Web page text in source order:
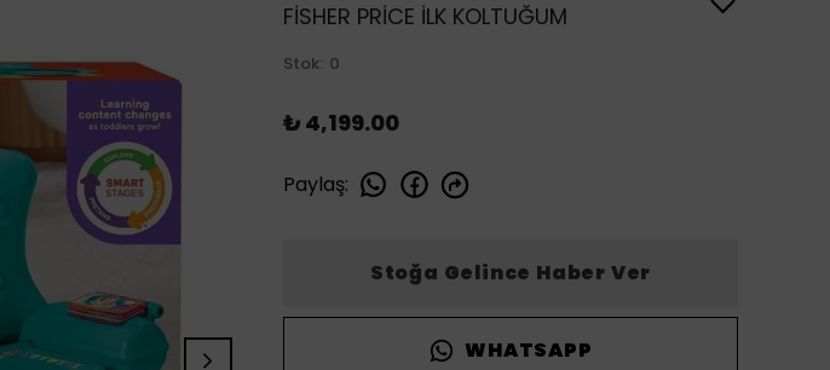
FİSHER PRİCE İLK KOLTUĞUM
Stok: 0
₺ 4,199.00
Paylaş:
Stoğa Gelince Haber Ver
WHATSAPP